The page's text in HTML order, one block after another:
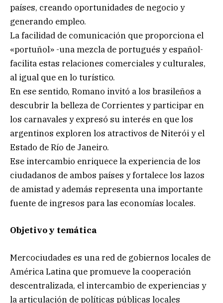
países, creando oportunidades de negocio y
generando empleo.
La facilidad de comunicación que proporciona el
«portuñol» -una mezcla de portugués y español-
facilita estas relaciones comerciales y culturales,
al igual que en lo turístico.
En ese sentido, Romano invitó a los brasileños a
descubrir la belleza de Corrientes y participar en
los carnavales y expresó su interés en que los
argentinos exploren los atractivos de Niterói y el
Estado de Río de Janeiro.
Ese intercambio enriquece la experiencia de los
ciudadanos de ambos países y fortalece los lazos
de amistad y además representa una importante
fuente de ingresos para las economías locales.
Objetivo y temática
Mercociudades es una red de gobiernos locales de
América Latina que promueve la cooperación
descentralizada, el intercambio de experiencias y
la articulación de políticas públicas locales